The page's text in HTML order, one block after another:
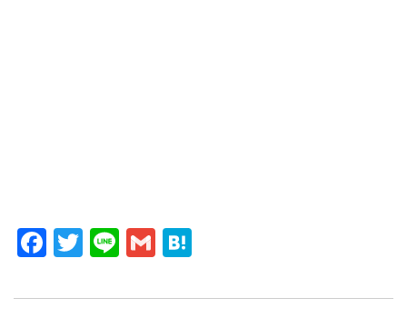
F
c
T
tt
Li
e
G
ail e